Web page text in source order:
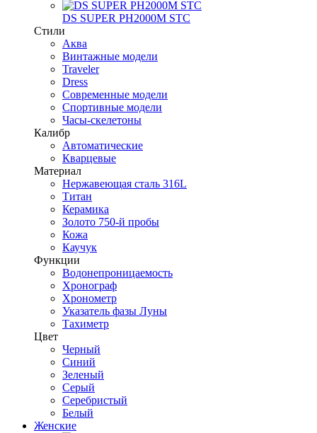
DS SUPER PH2000M STC
Стили
Аква
Винтажные модели
Traveler
Dress
Современные модели
Спортивные модели
Часы-скелетоны
Калибр
Автоматические
Кварцевые
Материал
Нержавеющая сталь 316L
Титан
Керамика
Золото 750-й пробы
Кожа
Каучук
Функции
Водонепроницаемость
Хронограф
Хронометр
Указатель фазы Луны
Тахиметр
Цвет
Черный
Синий
Зеленый
Серый
Серебристый
Белый
Женские